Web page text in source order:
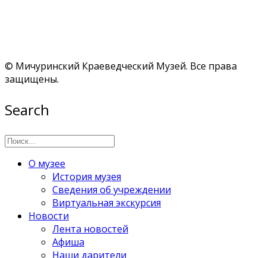
© Мичуринский Краеведческий Музей. Все права
защищены.
Search
О музее
История музея
Сведения об учреждении
Виртуальная экскурсия
Новости
Лента новостей
Афиша
Наши дарители